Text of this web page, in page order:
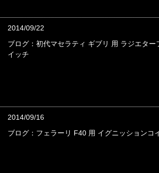
2014/09/22
ブログ：初代マセラティ ギブリ 用 ラジエター
イッチ
2014/09/16
ブログ：フェラーリ F40 用 イグニッションコ